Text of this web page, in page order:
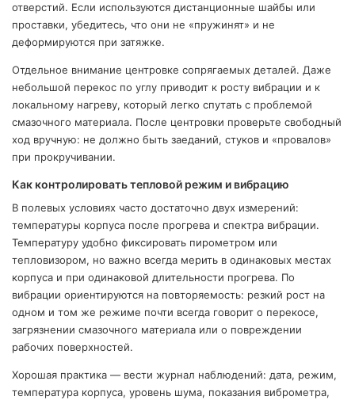
отверстий. Если используются дистанционные шайбы или
проставки, убедитесь, что они не «пружинят» и не
деформируются при затяжке.
Отдельное внимание центровке сопрягаемых деталей. Даже
небольшой перекос по углу приводит к росту вибрации и к
локальному нагреву, который легко спутать с проблемой
смазочного материала. После центровки проверьте свободный
ход вручную: не должно быть заеданий, стуков и «провалов»
при прокручивании.
Как контролировать тепловой режим и вибрацию
В полевых условиях часто достаточно двух измерений:
температуры корпуса после прогрева и спектра вибрации.
Температуру удобно фиксировать пирометром или
тепловизором, но важно всегда мерить в одинаковых местах
корпуса и при одинаковой длительности прогрева. По
вибрации ориентируются на повторяемость: резкий рост на
одном и том же режиме почти всегда говорит о перекосе,
загрязнении смазочного материала или о повреждении
рабочих поверхностей.
Хорошая практика — вести журнал наблюдений: дата, режим,
температура корпуса, уровень шума, показания виброметра,